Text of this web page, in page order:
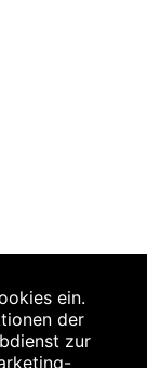
ein.
der
zur